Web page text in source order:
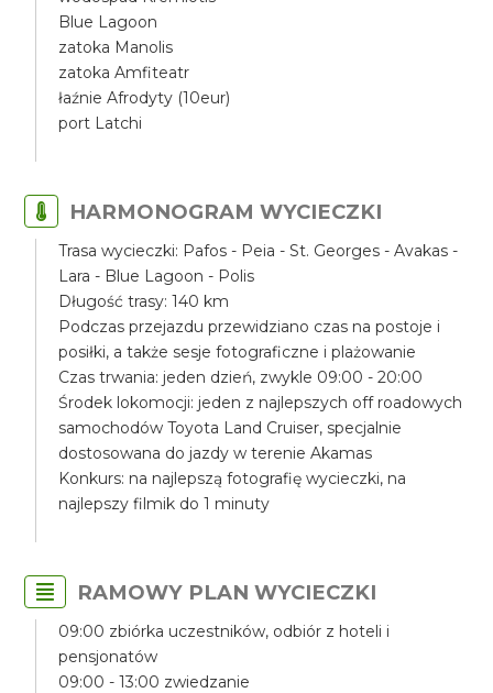
Blue Lagoon
zatoka Manolis
zatoka Amfiteatr
łaźnie Afrodyty (10eur)
port Latchi
HARMONOGRAM WYCIECZKI
Trasa wycieczki: Pafos - Peia - St. Georges - Avakas -
Lara - Blue Lagoon - Polis
Długość trasy: 140 km
Podczas przejazdu przewidziano czas na postoje i
posiłki, a także sesje fotograficzne i plażowanie
Czas trwania: jeden dzień, zwykle 09:00 - 20:00
Środek lokomocji: jeden z najlepszych off roadowych
samochodów Toyota Land Cruiser, specjalnie
dostosowana do jazdy w terenie Akamas
Konkurs: na najlepszą fotografię wycieczki, na
najlepszy filmik do 1 minuty
RAMOWY PLAN WYCIECZKI
09:00 zbiórka uczestników, odbiór z hoteli i
pensjonatów
09:00 - 13:00 zwiedzanie